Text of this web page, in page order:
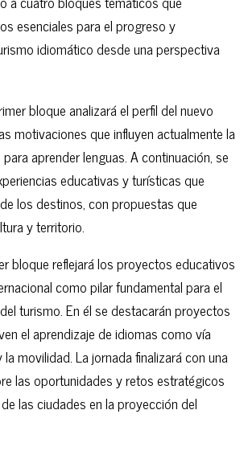
esenciales para el progreso y
idiomático desde una perspectiva
bloque analizará el perfil del nuevo
motivaciones que influyen actualmente la
aprender lenguas. A continuación, se
educativas y turísticas que
los destinos, con propuestas que
y territorio.
bloque reflejará los proyectos educativos
como pilar fundamental para el
turismo. En él se destacarán proyectos
el aprendizaje de idiomas como vía
movilidad. La jornada finalizará con una
las oportunidades y retos estratégicos
las ciudades en la proyección del